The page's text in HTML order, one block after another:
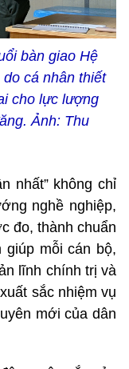
bàn giao Hệ
cá nhân thiết
cho lực lượng
Ảnh: Thu
nhất” không chỉ
nghề nghiệp,
đo, thành chuẩn
mỗi cán bộ,
lĩnh chính trị và
sắc nhiệm vụ
mới của dân